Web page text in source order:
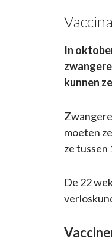
In
kunnen
moeten
ze tussen
De 22